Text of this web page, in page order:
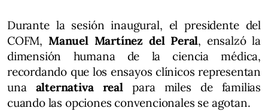
Durante la sesión inaugural, el presidente del
COFM, Manuel Martínez del Peral, ensalzó la
dimensión humana de la ciencia médica,
recordando que los ensayos clínicos representan
una alternativa realpara miles de familias
cuando las opciones convencionales se agotan.